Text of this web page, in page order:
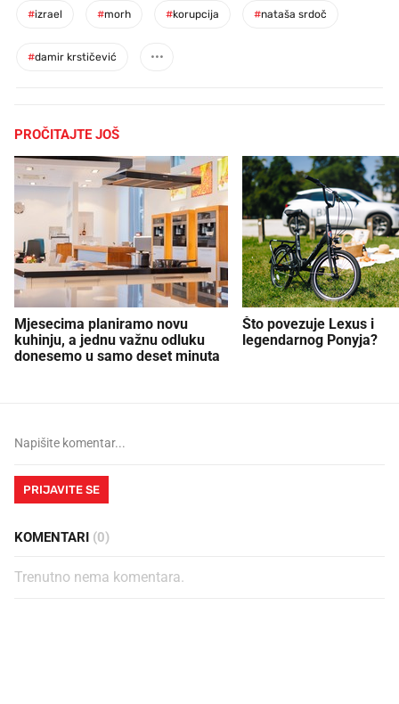
#izrael #morh #korupcija #nataša srdoč
#damir krstičević
PROČITAJTE JOŠ
Mjesecima planiramo novu
kuhinju, a jednu važnu odluku
donesemo u samo deset minuta
Što povezuje Lexus i
legendarnog Ponyja?
PRIJAVITE SE
KOMENTARI (0)
Trenutno nema komentara.